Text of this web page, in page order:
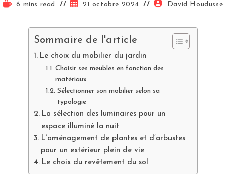
6 mins read 21 octobre 2024 David Houdusse
Sommaire de l'article
Le choix du mobilier du jardin
Choisir ses meubles en fonction des
matériaux
Sélectionner son mobilier selon sa
typologie
La sélection des luminaires pour un
espace illuminé la nuit
L’aménagement de plantes et d’arbustes
pour un extérieur plein de vie
Le choix du revêtement du sol